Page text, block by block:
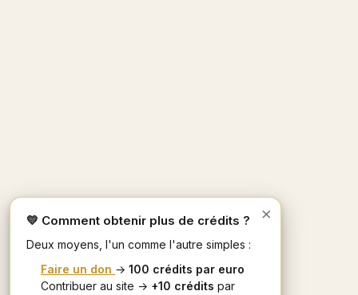
×
💛 Comment obtenir plus de crédits ?
Deux moyens, l'un comme l'autre simples :
Faire un don → 100 crédits par euro
Contribuer au site → +10 crédits par